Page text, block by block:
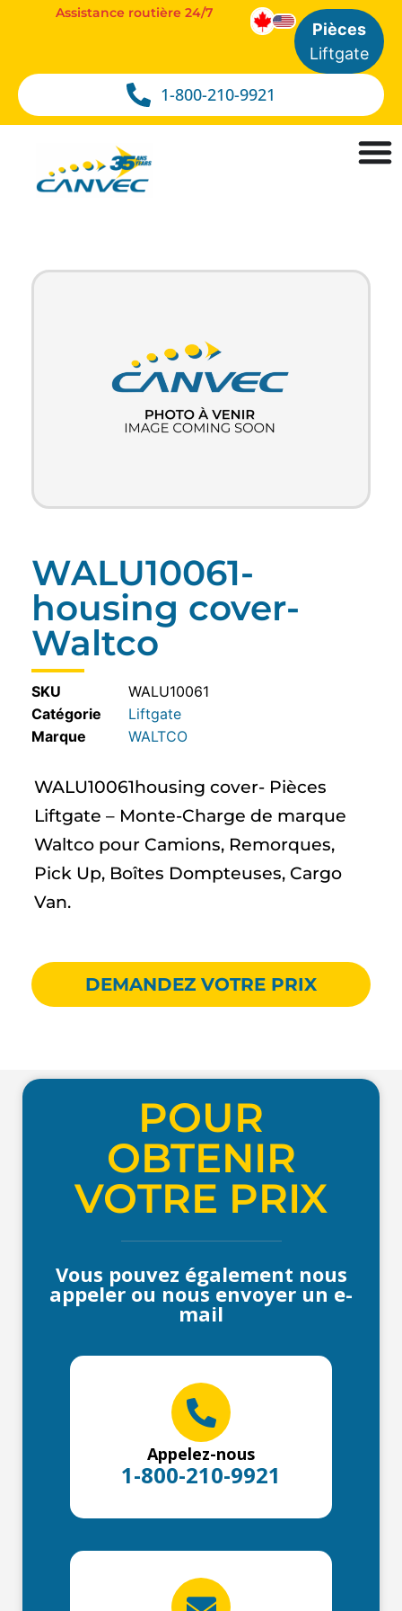
1-800-210-9921
Assistance routière 24/7
Pièces
Liftgate
WALU10061-
housing cover-
Waltco
SKU
WALU10061
Catégorie
Liftgate
WALTCO
WALU10061housing cover- Pièces
Liftgate – Monte-Charge de marque
Waltco pour Camions, Remorques,
Pick Up, Boîtes Dompteuses, Cargo
Van.
DEMANDEZ VOTRE PRIX
POUR
OBTENIR
VOTRE PRIX
Vous pouvez également nous
appeler ou nous envoyer un e-
mail
Appelez-nous
1-800-210-9921